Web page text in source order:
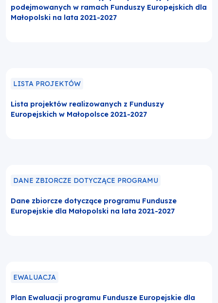
podejmowanych w ramach Funduszy Europejskich dla
Małopolski na lata 2021-2027
LISTA PROJEKTÓW
Lista projektów realizowanych z Funduszy
Europejskich w Małopolsce 2021-2027
DANE ZBIORCZE DOTYCZĄCE PROGRAMU
Dane zbiorcze dotyczące programu Fundusze
Europejskie dla Małopolski na lata 2021-2027
EWALUACJA
Plan Ewaluacji programu Fundusze Europejskie dla